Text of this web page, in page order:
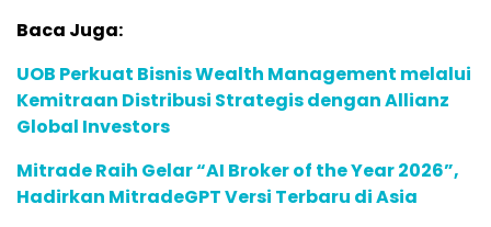
Baca Juga:
UOB Perkuat Bisnis Wealth Management melalui
Kemitraan Distribusi Strategis dengan Allianz
Global Investors
Mitrade Raih Gelar “AI Broker of the Year 2026”,
Hadirkan MitradeGPT Versi Terbaru di Asia